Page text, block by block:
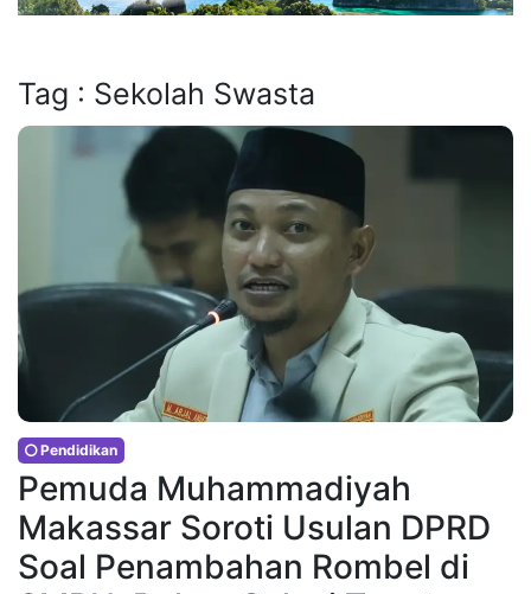
Tag : Sekolah Swasta
Pendidikan
Pemuda Muhammadiyah
Makassar Soroti Usulan DPRD
Soal Penambahan Rombel di